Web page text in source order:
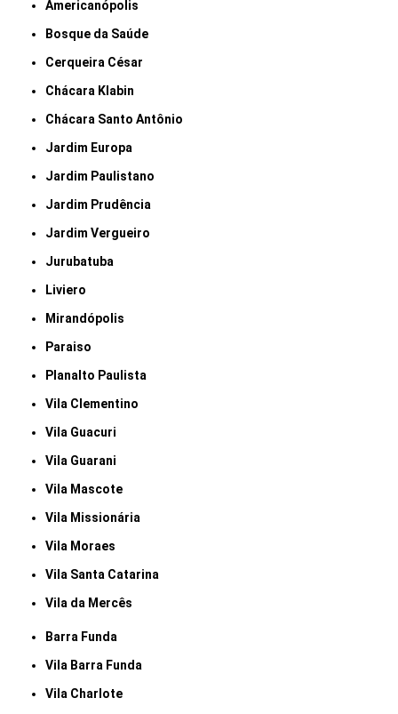
Americanópolis
Bosque da Saúde
Cerqueira César
Chácara Klabin
Chácara Santo Antônio
Jardim Europa
Jardim Paulistano
Jardim Prudência
Jardim Vergueiro
Jurubatuba
Liviero
Mirandópolis
Paraiso
Planalto Paulista
Vila Clementino
Vila Guacuri
Vila Guarani
Vila Mascote
Vila Missionária
Vila Moraes
Vila Santa Catarina
Vila da Mercês
Barra Funda
Vila Barra Funda
Vila Charlote